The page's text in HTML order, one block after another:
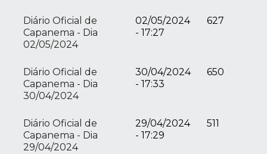
Diário Oficial de
Capanema - Dia
02/05/2024
02/05/2024
- 17:27
627
Diário Oficial de
Capanema - Dia
30/04/2024
30/04/2024
- 17:33
650
Diário Oficial de
Capanema - Dia
29/04/2024
29/04/2024
- 17:29
511